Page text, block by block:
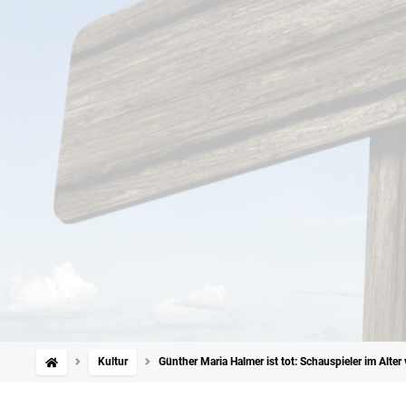
Kultur Günther Maria Halmer ist tot: Schauspieler im